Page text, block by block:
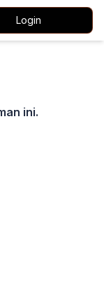
Login
ini.